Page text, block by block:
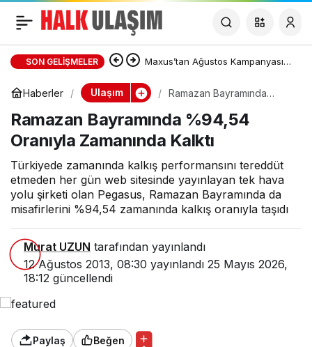
SON GELIŞMELER Maxus’tan Ağustos Kampanyası:
DELIVER 7 ve DELIVER 9’da Sıfır
Faizli Kredi ve Özel Fiyat Avantajı
Haberler Ulaşım
Ramazan Bayramında
Zamanında Kalktı
Ramazan Bayramında %94,54
Oranıyla Zamanında Kalktı
Türkiyede zamanında kalkış performansını tereddüt
etmeden her gün web sitesinde yayınlayan tek hava
yolu şirketi olan Pegasus, Ramazan Bayramında da
misafirlerini %94,54 zamanında kalkış oranıyla taşıdı
Murat UZUN tarafından yayınlandı
12 Ağustos 2013, 08:30 yayınlandı 25 Mayıs 2026,
18:12 güncellendi
Paylaş Beğen
Ramazan Bayramında
%94,54 Oranıyla
Zamanında Kalktı